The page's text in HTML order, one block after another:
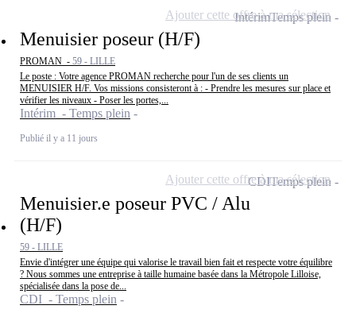
Menuisier poseur (H/F)
PROMAN - 59 - LILLE
Le poste : Votre agence PROMAN recherche pour l'un de ses clients un
MENUISIER H/F. Vos missions consisteront à : - Prendre les mesures sur place et
vérifier les niveaux - Poser les portes,...
Intérim - Temps plein
Publié il y a 11 jours
IntérimTemps plein
Ajouter cette offre à ma sélection
Menuisier.e poseur PVC / Alu
(H/F)
59 - LILLE
Envie d'intégrer une équipe qui valorise le travail bien fait et respecte votre équilibre
? Nous sommes une entreprise à taille humaine basée dans la Métropole Lilloise,
spécialisée dans la pose de...
CDI - Temps plein
CDITemps plein
Ajouter cette offre à ma sélection